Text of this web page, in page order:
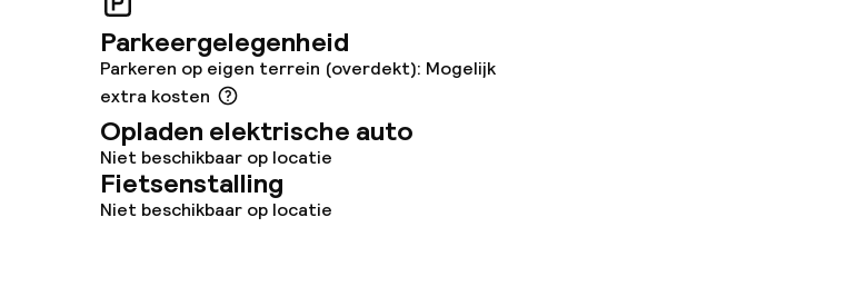
Parkeergelegenheid
Parkeren op eigen terrein (overdekt): Mogelijk
extra kosten
Opladen elektrische auto
Niet beschikbaar op locatie
Fietsenstalling
Niet beschikbaar op locatie